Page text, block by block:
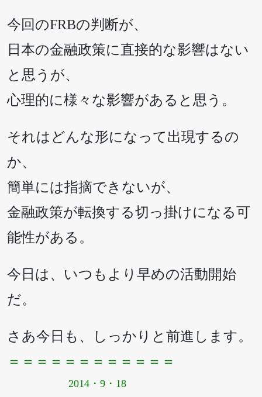
今回のFRBの判断が、
日本の金融政策に直接的な影響はない
と思うが、
心理的に様々な影響があると思う。
それはどんな形になって出現するの
か、
簡単には指摘できないが、
金融政策が転換する切っ掛けになる可
能性がある。
今日は、いつもより早めの活動開始
だ。
さあ今日も、しっかりと前進します。
＝＝＝＝＝＝＝＝＝＝＝＝
2014・9・18